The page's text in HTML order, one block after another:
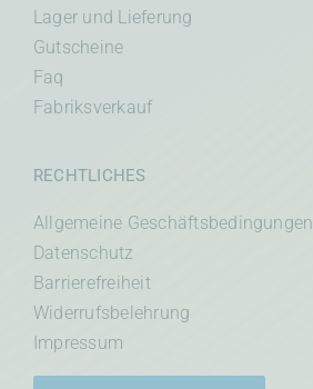
Lager und Lieferung
Gutscheine
Faq
Fabriksverkauf
RECHTLICHES
Allgemeine Geschäftsbedingungen
Datenschutz
Barrierefreiheit
Widerrufsbelehrung
Impressum